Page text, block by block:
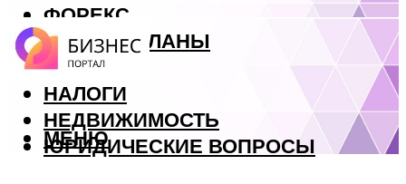
ФОРЕКС
БИЗНЕС ПЛАНЫ
КРЕДИТЫ
НАЛОГИ
НЕДВИЖИМОСТЬ
ЮРИДИЧЕСКИЕ ВОПРОСЫ
МЕНЮ